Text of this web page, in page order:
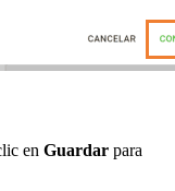
en Guardar para